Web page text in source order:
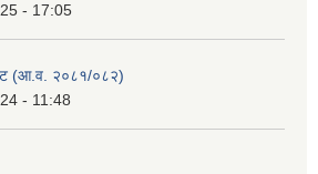
- 17:05
(आ.व. २०८१/०८२)
- 11:48